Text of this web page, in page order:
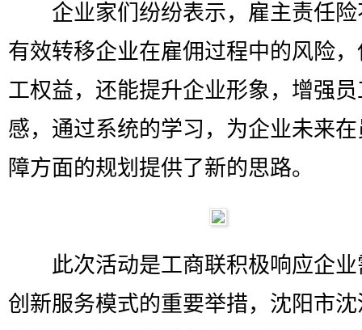
企业家们纷纷表示，雇主责任险
有效转移企业在雇佣过程中的风险
工权益，还能提升企业形象，增强
感，通过系统的学习，为企业未来
障方面的规划提供了新的思路。
此次活动是工商联积极响应企业
创新服务模式的重要举措，沈阳市